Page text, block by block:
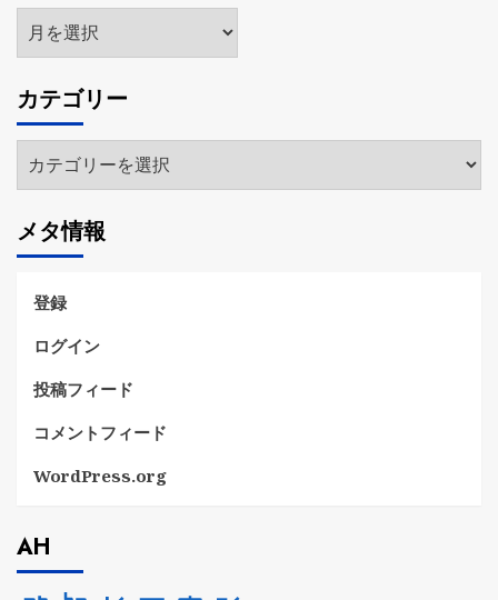
ア
ー
イ
ブ
カテゴリー
テ
リ
ー
メタ情報
登録
ログイン
投稿フィード
コメントフィード
WordPress.org
AH